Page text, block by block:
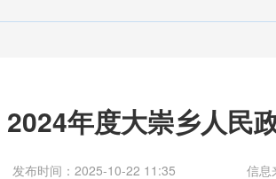
2024年度大崇乡人民
发布时间：2025-10-22 11:35 信息